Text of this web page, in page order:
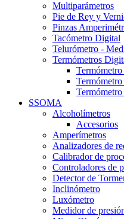
Multiparámetros
Pie de Rey y
Pinzas
Tacómetro Digital
Telurómetro -
Termómetros
Termómetro
SSOMA
Alcoholímetros
Accesorios
Amperímetros
Analizadores de
Calibrador de
Controladores de
Detector de
Inclinómetro
Luxómetro
Medidor de